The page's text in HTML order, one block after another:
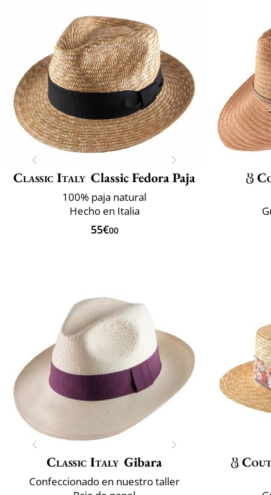
Classic Italy Classic Fedora Paja
100% paja natural
Hecho en Italia
55€00
Classic Italy Gibara
Confeccionado en nuestro taller